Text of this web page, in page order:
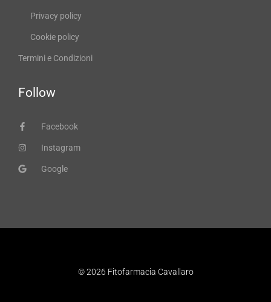
Privacy policy
Cookie policy
Termini e Condizioni
Follow
Facebook
Instagram
Google
© 2026 Fitofarmacia Cavallaro